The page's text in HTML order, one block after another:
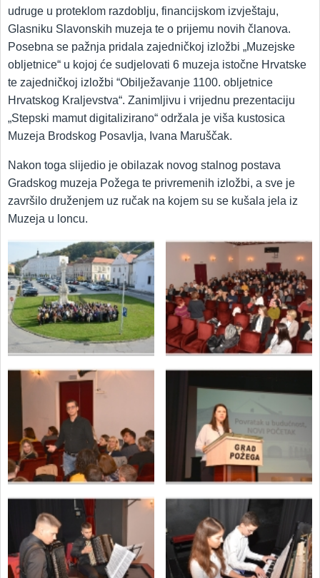
udruge u proteklom razdoblju, financijskom izvještaju,
Glasniku Slavonskih muzeja te o prijemu novih članova.
Posebna se pažnja pridala zajedničkoj izložbi „Muzejske
obljetnice“ u kojoj će sudjelovati 6 muzeja istočne Hrvatske
te zajedničkoj izložbi “Obilježavanje 1100. obljetnice
Hrvatskog Kraljevstva“. Zanimljivu i vrijednu prezentaciju
„Stepski mamut digitalizirano“ održala je viša kustosica
Muzeja Brodskog Posavlja, Ivana Maruščak.
Nakon toga slijedio je obilazak novog stalnog postava
Gradskog muzeja Požega te privremenih izložbi, a sve je
završilo druženjem uz ručak na kojem su se kušala jela iz
Muzeja u loncu.